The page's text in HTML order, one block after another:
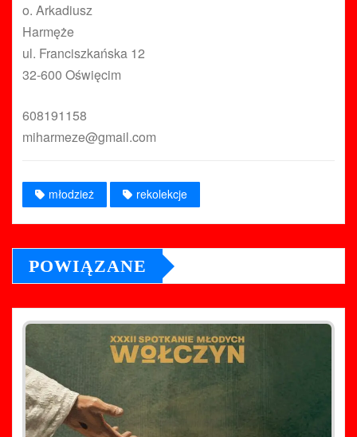
o. Arkadiusz
Harmęże
ul. Franciszkańska 12
32-600 Oświęcim
608191158
miharmeze@gmail.com
młodzież rekolekcje
POWIĄZANE